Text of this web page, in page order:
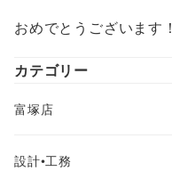
おめでとうございます！
カテゴリー
富塚店
設計•工務